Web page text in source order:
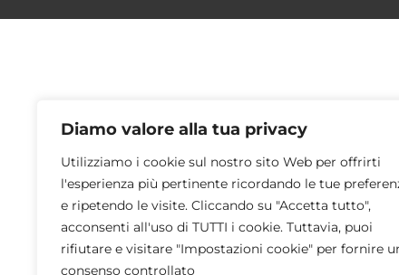
Diamo valore alla tua privacy
Utilizziamo i cookie sul nostro sito Web per offrirti
l'esperienza più pertinente ricordando le tue
e ripetendo le visite. Cliccando su "Accetta tutto",
acconsenti all'uso di TUTTI i cookie. Tuttavia, puoi
rifiutare e visitare "Impostazioni cookie" per fornire
consenso controllato